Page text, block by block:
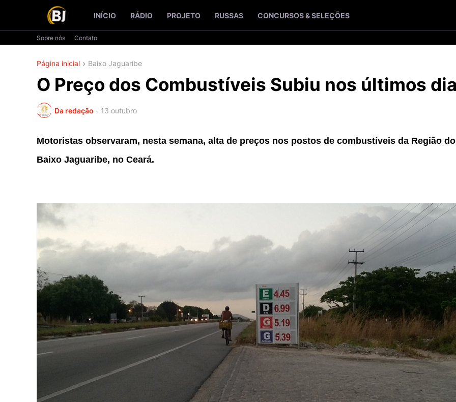
INÍCIO RÁDIO PROJETO RUSSAS CONCURSOS & SELEÇÕES
Sobre nós Contato
Página inicial Baixo Jaguaribe
O Preço dos Combustíveis Subiu nos últimos
Da redação - 13 outubro
Motoristas observaram, nesta semana, alta de preços nos postos de combustíveis da Região do
Baixo Jaguaribe, no Ceará.